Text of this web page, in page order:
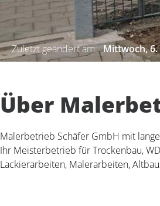
Zuletzt geändert am: Mittwoch, 6.
Über
Malerbetrieb Schäfer GmbH mit
Ihr Meisterbetrieb für Trockenbau,
Lackierarbeiten, Malerarbeiten,